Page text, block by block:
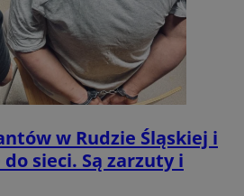
w Rudzie Śląskiej i
sieci. Są zarzuty i